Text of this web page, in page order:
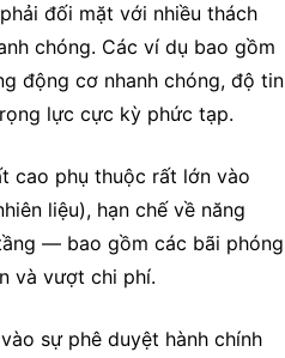
đối mặt với nhiều thách
chóng. Các ví dụ bao gồm
động cơ nhanh chóng, độ tin
lực cực kỳ phức tạp.
cao phụ thuộc rất lớn vào
liệu), hạn chế về năng
— bao gồm các bãi phóng
và vượt chi phí.
sự phê duyệt hành chính